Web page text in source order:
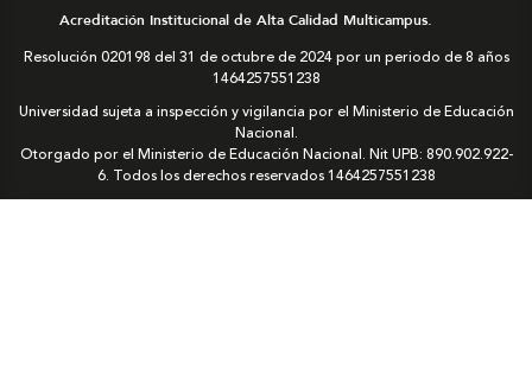
Acreditación Institucional de Alta Calidad Multicampus.
Resolución 020198 del 31 de octubre de 2024 por un periodo de 8 años
1464257551238
Universidad sujeta a inspección y vigilancia por el Ministerio de Educación
Nacional.
Otorgado por el Ministerio de Educación Nacional. Nit UPB: 890.902.922-
6. Todos los derechos reservados1464257551238